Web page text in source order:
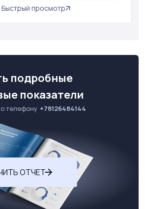
Быстрый просмотр
подробные
показатели
телефону +78126484144
ОТЧЕТ